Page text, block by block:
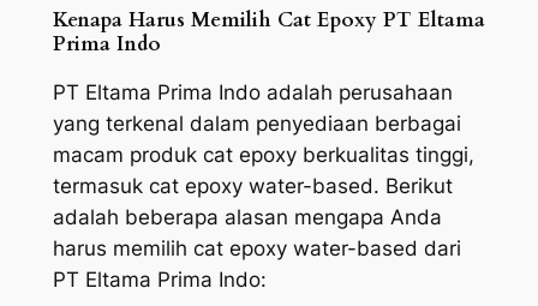
Kenapa Harus Memilih Cat Epoxy PT Eltama
Prima Indo
PT Eltama Prima Indo adalah perusahaan
yang terkenal dalam penyediaan berbagai
macam produk cat epoxy berkualitas tinggi,
termasuk cat epoxy water-based. Berikut
adalah beberapa alasan mengapa Anda
harus memilih cat epoxy water-based dari
PT Eltama Prima Indo: